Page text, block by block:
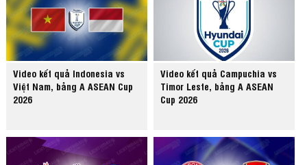
Video kết quả Indonesia vs
Việt Nam, bảng A ASEAN Cup
2026
Video kết quả Campuchia vs
Timor Leste, bảng A ASEAN
Cup 2026